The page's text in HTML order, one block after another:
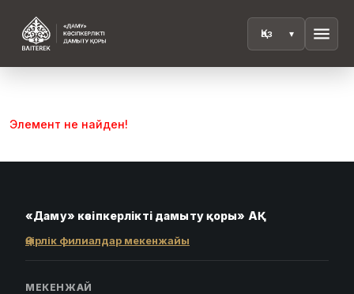
menu
Элемент не найден!
«Даму» кәсіпкерлікті дамыту қоры» АҚ
Өңірлік филиалдар мекенжайы
МЕКЕНЖАЙ